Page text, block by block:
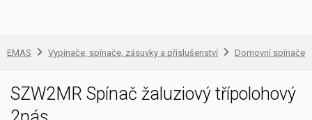
EMAS Vypínače, spínače, zásuvky a příslušenství Domovní spínače
SZW2MR Spínač žaluziový třípolohový